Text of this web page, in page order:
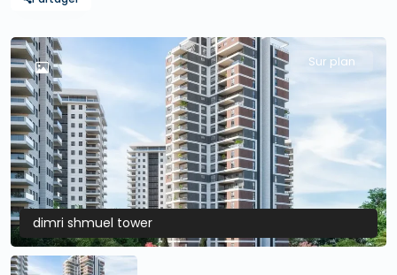
Sur plan
dimri shmuel tower